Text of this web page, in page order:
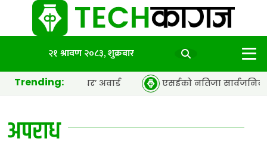
२१ श्रावण २०८३, शुक्रबार
Trending:
द इयर’ अवार्ड एसईको नतिजा सार्वजनिक, ६५.९८
अपराध